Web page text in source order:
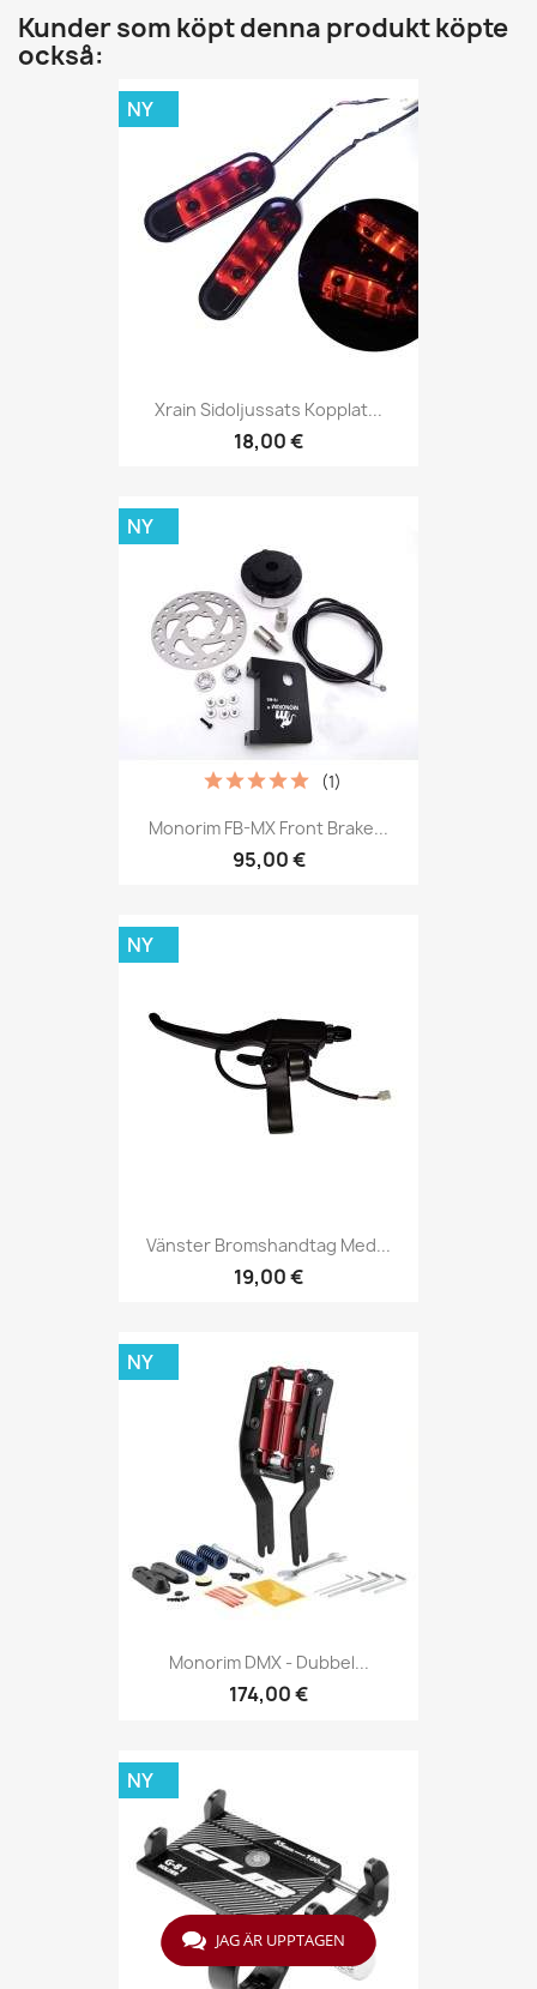
Kunder som köpt denna produkt köpte
också:
Xrain Sidoljussats Kopplat...
18,00 €
NY
Monorim FB-MX Front Brake...
95,00 €
(1)
NY
Vänster Bromshandtag Med...
19,00 €
NY
Monorim DMX - Dubbel...
174,00 €
NY
NY
JAG ÄR UPPTAGEN